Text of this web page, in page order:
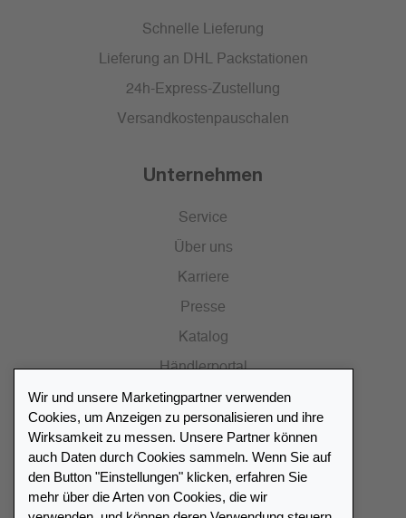
Schnelle Lieferung
Lieferung an DHL Packstationen
24h-Express-Zustellung
Versandkostenpauschalen
Unternehmen
Service
Über uns
Karriere
Presse
Katalog
Händlerportal
Händlerverzeichnis
Meinen Leuchtturm Händler finden
Wir und unsere Marketingpartner verwenden
Cookies, um Anzeigen zu personalisieren und ihre
Wirksamkeit zu messen. Unsere Partner können
auch Daten durch Cookies sammeln. Wenn Sie auf
den Button "Einstellungen" klicken, erfahren Sie
mehr über die Arten von Cookies, die wir